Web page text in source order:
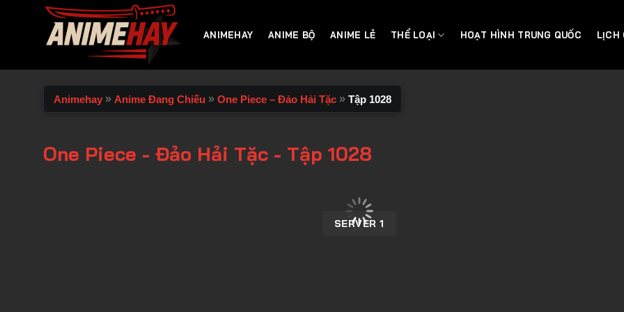
ANIMEHAY ANIME BỘ ANIME LẺ THỂ LOẠI HOẠT HÌNH TRUNG QUỐC LỊCH
Animehay » Anime Đang Chiếu » One Piece – Đảo Hải Tặc » Tập 1028
One Piece - Đảo Hải Tặc - Tập 1028
SERVER 1